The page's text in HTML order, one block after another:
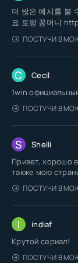
더 많은 예시를 볼
요 토팡 꽁머니
ПОСТУЧИ В
C Cecil
1win
ПОСТУЧИ В
S Shelli
Привет, хорошо
также мою
ПОСТУЧИ В
I indiaf
Крутой сериал!
ПОСТУЧИ В